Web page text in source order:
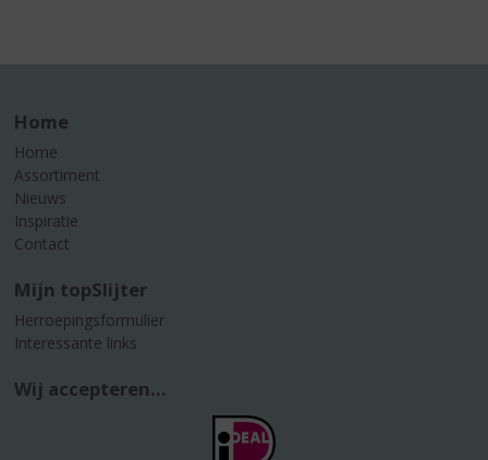
Home
Home
Assortiment
Nieuws
Inspiratie
Contact
Mijn topSlijter
Herroepingsformulier
Interessante links
Wij accepteren...